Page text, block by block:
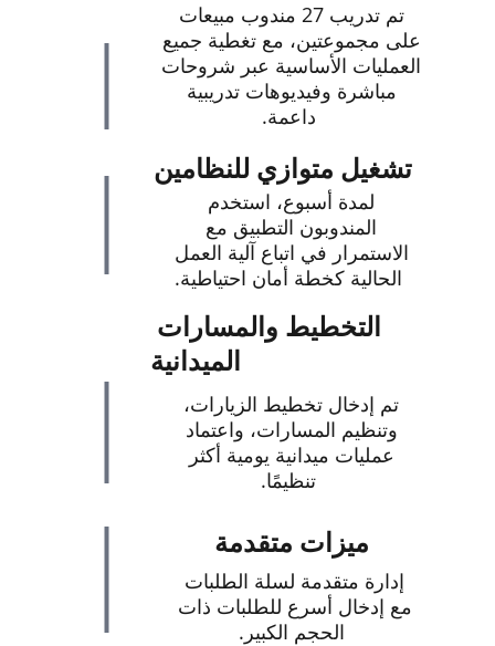
تم تدريب 27 مندوب مبيعات
على مجموعتين، مع تغطية جميع
العمليات الأساسية عبر شروحات
مباشرة وفيديوهات تدريبية
داعمة.
تشغيل متوازي للنظامين
التخطيط والمسارات
الميدانية
ميزات متقدمة
لمدة أسبوع، استخدم
المندوبون التطبيق مع
الاستمرار في اتباع آلية العمل
الحالية كخطة أمان احتياطية.
تم إدخال تخطيط الزيارات،
وتنظيم المسارات، واعتماد
عمليات ميدانية يومية أكثر
تنظيمًا.
إدارة متقدمة لسلة الطلبات
مع إدخال أسرع للطلبات ذات
الحجم الكبير.